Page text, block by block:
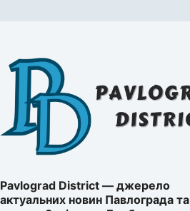
Pavlograd District — джерело
актуальних новин Павлограда та